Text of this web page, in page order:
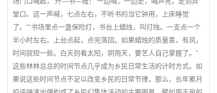
堂口。这一声喊，七点左右，不听书的当它钟用，上床睡觉
了。”“书场里点一盏保险灯，书台上蜡烛，叫灯烛。一支点一个
半小时左右。上台点起，点完落回。如果蜡烛的质量差，有风，
时间就短一些。白天则看太阳，阴雨天，要艺人自己掌握了。”
这些林林总总的时间节点几乎成为乡民日常生活的计时方式。如
果说这些时间节点不足以改变乡民的日常节律，那么，长年累月